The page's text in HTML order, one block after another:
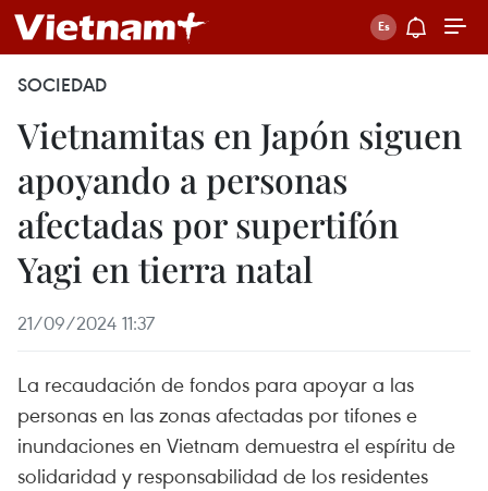
SOCIEDAD
Vietnamitas en Japón siguen
apoyando a personas
afectadas por supertifón
Yagi en tierra natal
21/09/2024 11:37
La recaudación de fondos para apoyar a las
personas en las zonas afectadas por tifones e
inundaciones en Vietnam demuestra el espíritu de
solidaridad y responsabilidad de los residentes